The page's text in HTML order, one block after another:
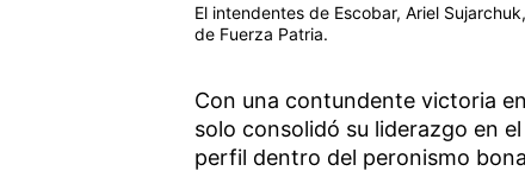
El intendentes de Escobar, Ariel
de Fuerza Patria.
Con una contundente victoria
solo consolidó su liderazgo en
perfil dentro del peronismo